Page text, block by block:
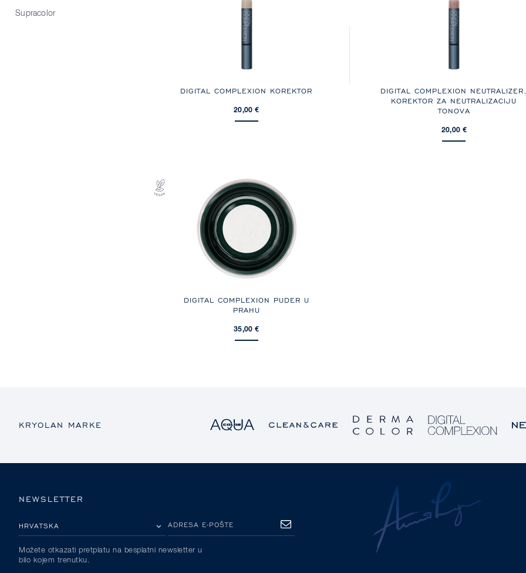
Supracolor
DIGITAL COMPLEXION KOREKTOR
20,00 €
DIGITAL COMPLEXION NEUTRALIZER,
KOREKTOR ZA NEUTRALIZACIJU
TONOVA
20,00 €
DIGITAL COMPLEXION PUDER U
PRAHU
35,00 €
KRYOLAN MARKE
NEWSLETTER
ADRESA E-POŠTE
PRETPLATA
Možete otkazati pretplatu na besplatni newsletter u
bilo kojem trenutku.